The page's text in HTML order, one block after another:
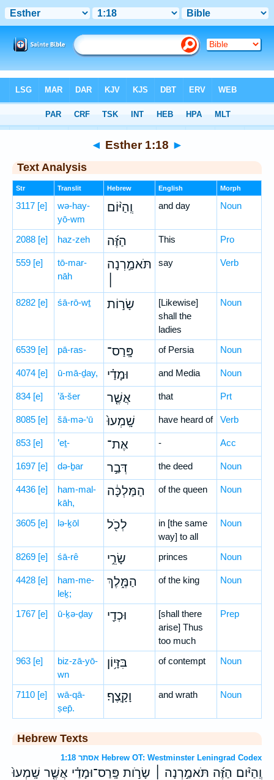
> Esther 1:18
◄ Esther 1:18 ►
Text Analysis
Str Translit Hebrew English Morph
3117 [e]
wə-hay-
yō-wm
וְֽהַיּ֨וֹם and day Noun
2088 [e] haz-zeh הַזֶּ֜ה This Pro
559 [e]
tō-mar-
nāh
תֹּאמַ֣רְנָה
say Verb
8282 [e] śā-rō-wṯ שָׂר֣וֹת
[Likewise]
shall the
ladies
Noun
6539 [e] pā-ras- פָּֽרַס־ of Persia Noun
4074 [e] ū-mā-ḏay, וּמָדַ֗י and Media Noun
834 [e] ’ă-šer אֲשֶׁ֤ר that Prt
8085 [e] šā-mə-‘ū שָֽׁמְעוּ֙ have heard of Verb
853 [e] ’eṯ- אֶת־ - Acc
1697 [e] də-ḇar דְּבַ֣ר the deed Noun
4436 [e]
ham-mal-
kāh,
הַמַּלְכָּ֔ה of the queen Noun
3605 [e] lə-ḵōl לְכֹ֖ל
in [the same
way] to all
Noun
8269 [e] śā-rê שָׂרֵ֣י princes Noun
4428 [e]
ham-me-
leḵ;
הַמֶּ֑לֶךְ of the king Noun
1767 [e] ū-ḵə-ḏay וּכְדַ֖י
[shall there
arise] Thus
too much
Prep
963 [e]
biz-zā-yō-
wn
בִּזָּי֥וֹן of contempt Noun
7110 [e]
wā-qā-
ṣep̄.
וָקָֽצֶף׃ and wrath Noun
Hebrew Texts
אסתר 1:18 Hebrew OT: Westminster Leningrad Codex
וְֽהַיֹּ֨ום הַזֶּ֜ה תֹּאמַ֣רְנָה ׀ שָׂרֹ֣ות פָּֽרַס־וּמָדַ֗י אֲשֶׁ֤ר שָֽׁמְעוּ֙